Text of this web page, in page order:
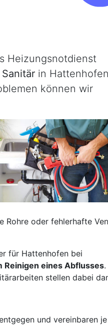
Heizungsnotdienst
in Hattenhofen
können wir
Rohre oder fehlerhafte
für Hattenhofen bei
Reinigen eines Abflusses.
stellen dabei
und vereinbaren je